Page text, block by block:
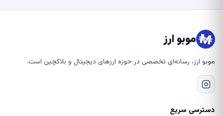
موبو ارز
موبو ارز، رسانه‌ای تخصصی در حوزه ارزهای دیجیتال و بلاکچین است.
دسترسی سریع